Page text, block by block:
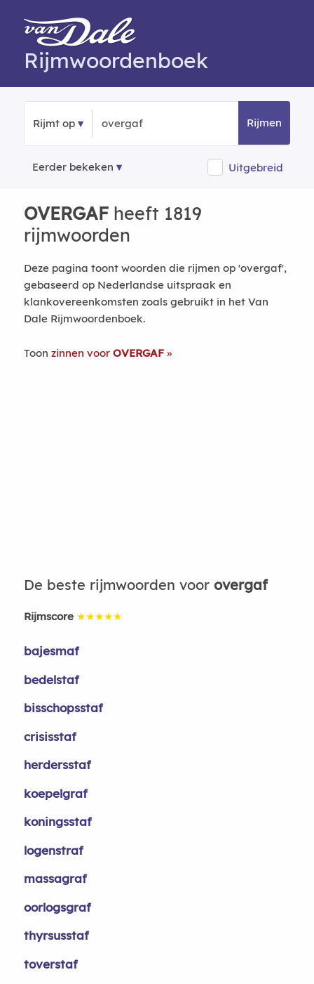
Rijmwoordenboek
Rijmt op Rijmen
Eerder bekeken Uitgebreid
OVERGAFheeft 1819
rijmwoorden
Deze pagina toont woorden die rijmen op 'overgaf',
gebaseerd op Nederlandse uitspraak en
klankovereenkomsten zoals gebruikt in het Van
Dale Rijmwoordenboek.
Toon zinnen voor OVERGAF
De beste rijmwoorden voor overgaf
Rijmscore ★★★★★
bajesmaf
bedelstaf
bisschopsstaf
crisisstaf
herdersstaf
koepelgraf
koningsstaf
logenstraf
massagraf
oorlogsgraf
thyrsusstaf
toverstaf